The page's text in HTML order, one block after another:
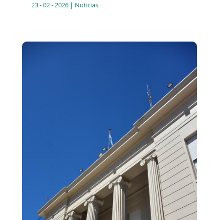
23 - 02 - 2026| Noticias